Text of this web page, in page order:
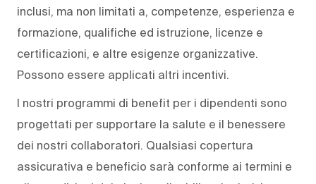
inclusi, ma non limitati a, competenze, esperienza e
formazione, qualifiche ed istruzione, licenze e
certificazioni, e altre esigenze organizzative.
Possono essere applicati altri incentivi.
I nostri programmi di benefit per i dipendenti sono
progettati per supportare la salute e il benessere
dei nostri collaboratori. Qualsiasi copertura
assicurativa e beneficio sarà conforme ai termini e